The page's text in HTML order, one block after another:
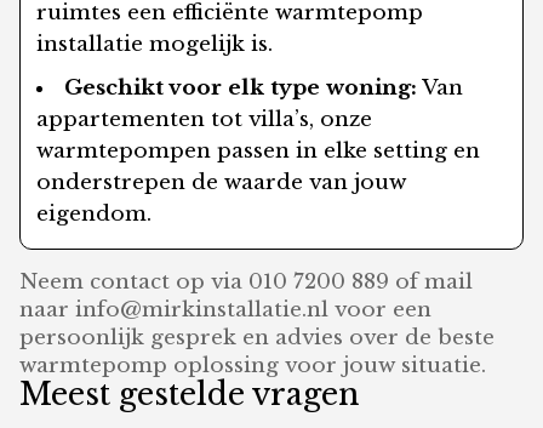
ruimtes een efficiënte warmtepomp
installatie mogelijk is.
Geschikt voor elk type woning: Van
appartementen tot villa’s, onze
warmtepompen passen in elke setting en
onderstrepen de waarde van jouw
eigendom.
Neem contact op via 010 7200 889 of mail
naar info@mirkinstallatie.nl voor een
persoonlijk gesprek en advies over de beste
warmtepomp oplossing voor jouw situatie.
Meest gestelde vragen